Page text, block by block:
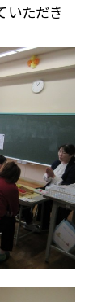
いただき